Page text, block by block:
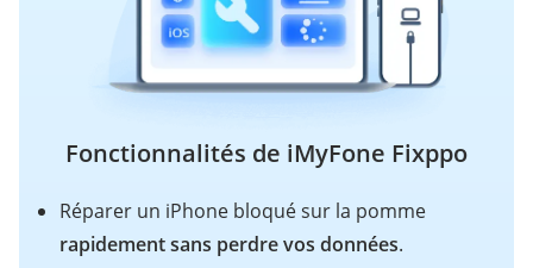
Fonctionnalités de iMyFone Fixppo
Réparer un iPhone bloqué sur la pomme
rapidement sans perdre vos données.